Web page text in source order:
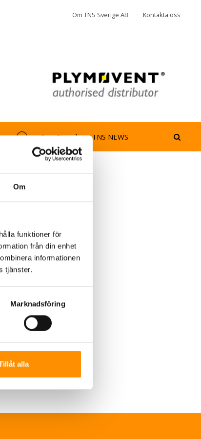
Om
funktioner för
från din enhet
informationen
tjänster.
Marknadsföring
alla
Om TNS Sverige AB Kontakta oss
AeroGuard TNS NEWS